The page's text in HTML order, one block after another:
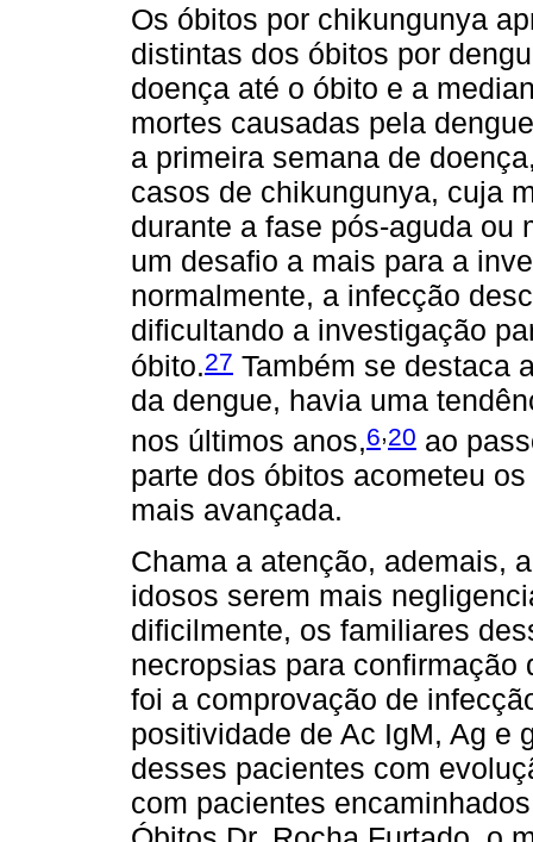
Os óbitos por chikungunya
distintas dos óbitos por
doença até o óbito e a
mortes causadas pela
a primeira semana de
casos de chikungunya, cuja
durante a fase pós-aguda ou
um desafio a mais para a
normalmente, a infecção
dificultando a investigação
óbito.27 Também se destaca
da dengue, havia uma
nos últimos anos,6,20 ao
parte dos óbitos acometeu
mais avançada.
Chama a atenção, ademais,
idosos serem mais
dificilmente, os familiares
necropsias para confirmação
foi a comprovação de
positividade de Ac IgM, Ag e
desses pacientes com
com pacientes